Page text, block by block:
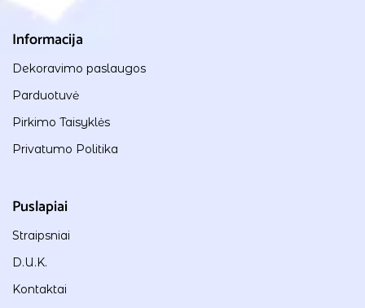
Informacija
Dekoravimo paslaugos
Parduotuvė
Pirkimo Taisyklės
Privatumo Politika
Puslapiai
Straipsniai
D.U.K.
Kontaktai